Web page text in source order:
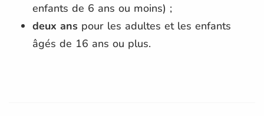
enfants de 6 ans ou moins) ;
deux ans pour les adultes et les enfants
âgés de 16 ans ou plus.